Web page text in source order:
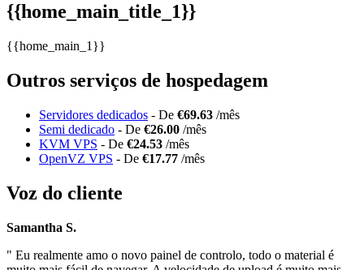
{{home_main_title_1}}
{{home_main_1}}
Outros serviços de hospedagem
Servidores dedicados - De €69.63 /mês
Semi dedicado - De €26.00 /mês
KVM VPS - De €24.53 /mês
OpenVZ VPS - De €17.77 /mês
Voz do cliente
Samantha S.
" Eu realmente amo o novo painel de controlo, todo o material é